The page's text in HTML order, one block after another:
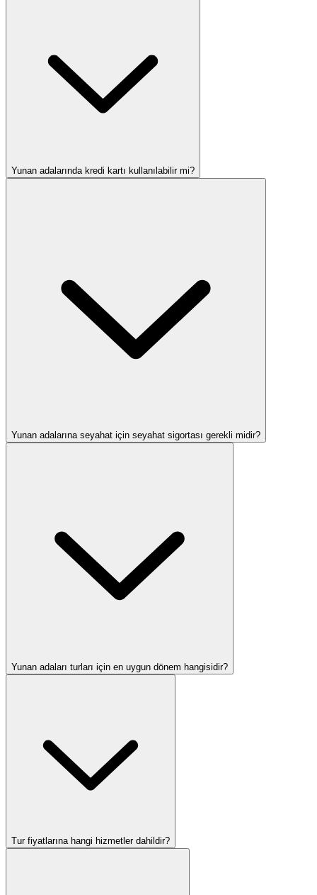
Yunan adalarında kredi kartı kullanılabilir mi?
Yunan adalarına seyahat için seyahat sigortası gerekli midir?
Yunan adaları turları için en uygun dönem hangisidir?
Tur fiyatlarına hangi hizmetler dahildir?